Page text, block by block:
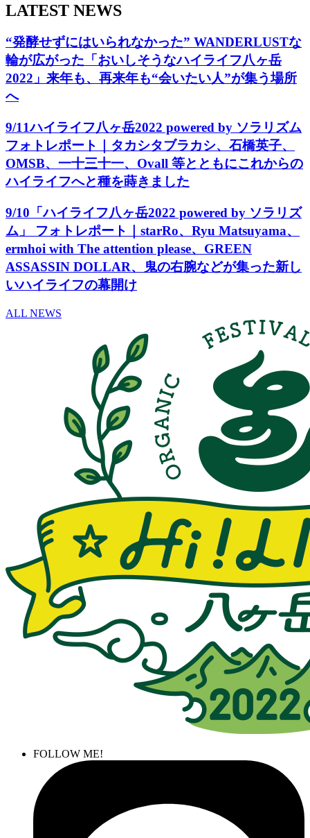
LATEST NEWS
“発酵せずにはいられなかった” WANDERLUSTな
輪が広がった「おいしそうなハイライフ八ヶ岳
2022」来年も、再来年も“会いたい人”が集う場所
へ
9/11ハイライフ八ヶ岳2022 powered by ソラリズム
フォトレポート｜タカシタブラカシ、石橋英子、
OMSB、一十三十一、Ovall 等とともにこれからの
ハイライフへと種を蒔きました
9/10「ハイライフ八ヶ岳2022 powered by ソラリズ
ム」 フォトレポート｜starRo、Ryu Matsuyama、
ermhoi with The attention please、GREEN
ASSASSIN DOLLAR、鬼の右腕などが集った新し
いハイライフの幕開け
ALL NEWS
FOLLOW ME!